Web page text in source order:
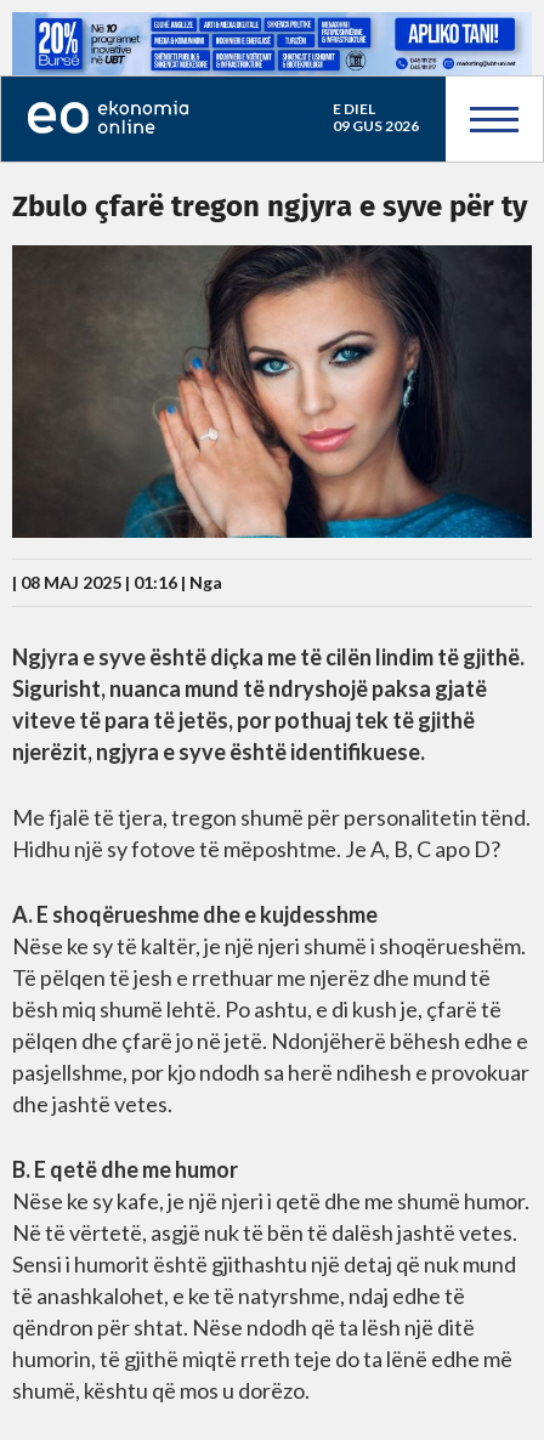
E DIEL
09 GUS 2026
Zbulo çfarë tregon ngjyra e syve për ty
| 08 MAJ 2025 | 01:16 | Nga
Ngjyra e syve është diçka me të cilën lindim të gjithë.
Sigurisht, nuanca mund të ndryshojë paksa gjatë
viteve të para të jetës, por pothuaj tek të gjithë
njerëzit, ngjyra e syve është identifikuese.
Me fjalë të tjera, tregon shumë për personalitetin tënd.
Hidhu një sy fotove të mëposhtme. Je A, B, C apo D?
A. E shoqërueshme dhe e kujdesshme
Nëse ke sy të kaltër, je një njeri shumë i shoqërueshëm.
Të pëlqen të jesh e rrethuar me njerëz dhe mund të
bësh miq shumë lehtë. Po ashtu, e di kush je, çfarë të
pëlqen dhe çfarë jo në jetë. Ndonjëherë bëhesh edhe e
pasjellshme, por kjo ndodh sa herë ndihesh e provokuar
dhe jashtë vetes.
B. E qetë dhe me humor
Nëse ke sy kafe, je një njeri i qetë dhe me shumë humor.
Në të vërtetë, asgjë nuk të bën të dalësh jashtë vetes.
Sensi i humorit është gjithashtu një detaj që nuk mund
të anashkalohet, e ke të natyrshme, ndaj edhe të
qëndron për shtat. Nëse ndodh që ta lësh një ditë
humorin, të gjithë miqtë rreth teje do ta lënë edhe më
shumë, kështu që mos u dorëzo.